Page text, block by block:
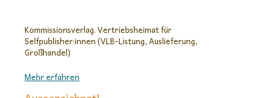
Kommissionsverlag. Vertriebsheimat für
Selfpublisher:innen (VLB-Listung, Auslieferung,
Großhandel)
Mehr erfahren